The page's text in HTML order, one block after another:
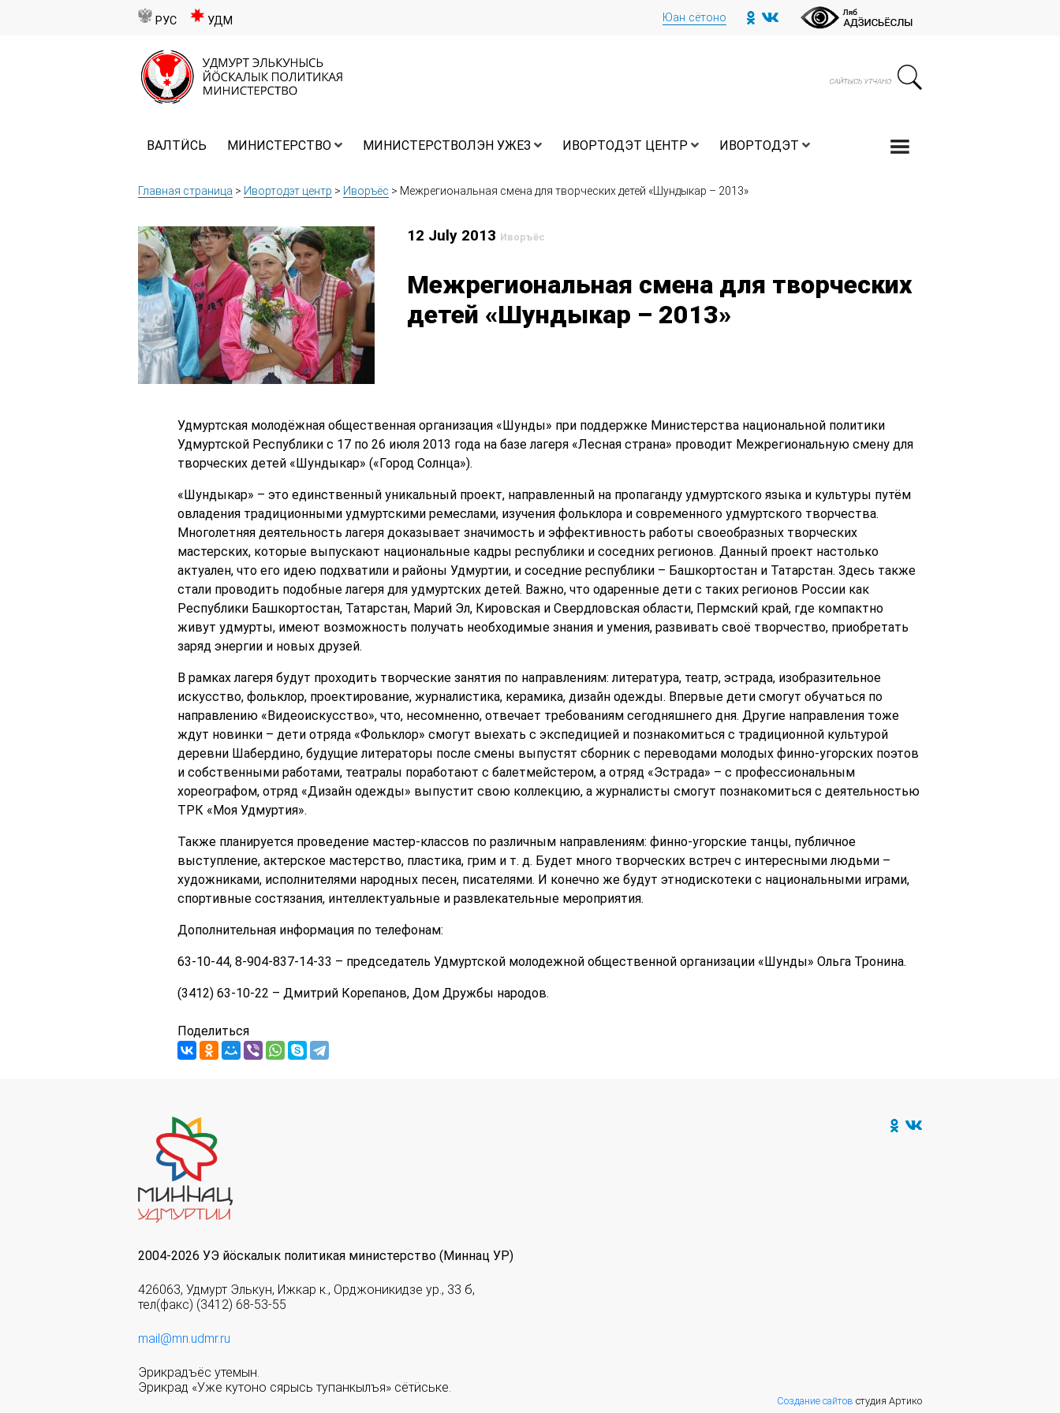
РУС УДМ Юан сётоно
ВАЛТӤСЬ МИНИСТЕРСТВО МИНИСТЕРСТВОЛЭН УЖЕЗ ИВОРТОДЭТ ЦЕНТР ИВОРТОДЭТ
Главная страница > Ивортодэт центр > Иворъёс > Межрегиональная смена для творческих детей «Шундыкар – 2013»
12 July 2013 Иворъёс
Межрегиональная смена для творческих
детей «Шундыкар – 2013»
Удмуртская молодёжная общественная организация «Шунды» при поддержке Министерства национальной политики
Удмуртской Республики c 17 по 26 июля 2013 года на базе лагеря «Лесная страна» проводит Межрегиональную смену для
творческих детей «Шундыкар» («Город Солнца»).
«Шундыкар» – это единственный уникальный проект, направленный на пропаганду удмуртского языка и культуры путём
овладения традиционными удмуртскими ремеслами, изучения фольклора и современного удмуртского творчества.
Многолетняя деятельность лагеря доказывает значимость и эффективность работы своеобразных творческих
мастерских, которые выпускают национальные кадры республики и соседних регионов. Данный проект настолько
актуален, что его идею подхватили и районы Удмуртии, и соседние республики – Башкортостан и Татарстан. Здесь также
стали проводить подобные лагеря для удмуртских детей. Важно, что одаренные дети с таких регионов России как
Республики Башкортостан, Татарстан, Марий Эл, Кировская и Свердловская области, Пермский край, где компактно
живут удмурты, имеют возможность получать необходимые знания и умения, развивать своё творчество, приобретать
заряд энергии и новых друзей.
В рамках лагеря будут проходить творческие занятия по направлениям: литература, театр, эстрада, изобразительное
искусство, фольклор, проектирование, журналистика, керамика, дизайн одежды. Впервые дети смогут обучаться по
направлению «Видеоискусство», что, несомненно, отвечает требованиям сегодняшнего дня. Другие направления тоже
ждут новинки – дети отряда «Фольклор» смогут выехать с экспедицией и познакомиться с традиционной культурой
деревни Шабердино, будущие литераторы после смены выпустят сборник с переводами молодых финно-угорских поэтов
и собственными работами, театралы поработают с балетмейстером, а отряд «Эстрада» – с профессиональным
хореографом, отряд «Дизайн одежды» выпустит свою коллекцию, а журналисты смогут познакомиться с деятельностью
ТРК «Моя Удмуртия».
Также планируется проведение мастер-классов по различным направлениям: финно-угорские танцы, публичное
выступление, актерское мастерство, пластика, грим и т. д. Будет много творческих встреч с интересными людьми –
художниками, исполнителями народных песен, писателями. И конечно же будут этнодискотеки с национальными играми,
спортивные состязания, интеллектуальные и развлекательные мероприятия.
Дополнительная информация по телефонам:
63-10-44, 8-904-837-14-33 – председатель Удмуртской молодежной общественной организации «Шунды» Ольга Тронина.
(3412) 63-10-22 – Дмитрий Корепанов, Дом Дружбы народов.
Поделиться
2004-2026 УЭ йöскалык политикая министерство (Миннац УР)
426063, Удмурт Элькун, Ижкар к., Орджоникидзе ур., 33 б,
тел(факс) (3412) 68-53-55
mail@mn.udmr.ru
Эрикрадъёс утемын.
Эрикрад «Уже кутоно сярысь тупанкылъя» сётӥське.
Создание сайтов студия Артико